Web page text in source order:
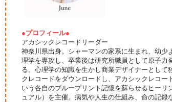
●プロフィール●
アカシックレコードリーダー
神奈川県出身。シャーマンの家系に生まれ、幼
理学を専攻し、卒業後は研究所職員として原子力
る。心理学の知識を生かし商業デザイナーとして
クレコードをダウンロードし、アカシックレコー
いう各自のブループリント記憶を蘇らせるヒー
ュアル）を主催。病気や人生の仕組み、命の記録